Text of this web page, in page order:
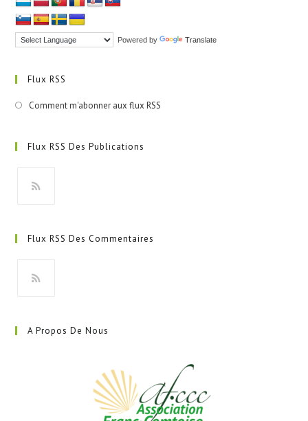
Powered by Translate
Flux RSS
Comment m'abonner aux flux RSS
Flux RSS Des Publications
un
onglet
Flux RSS Des Commentaires
un
A Propos De Nous